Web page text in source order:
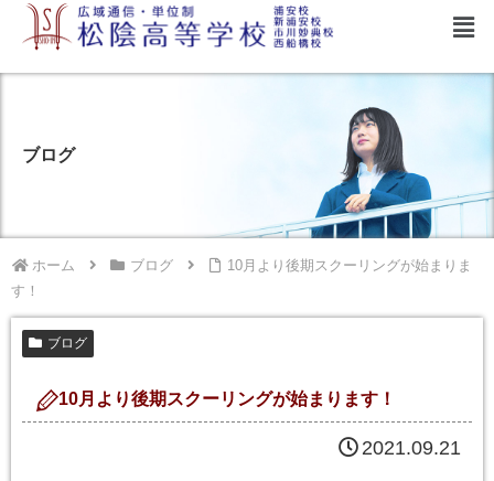
ブログ
ホーム ブログ
10月より後期スクーリングが始まりま
す！
ブログ
10月より後期スクーリングが始まります！
2021.09.21